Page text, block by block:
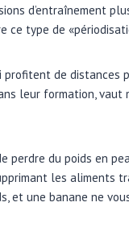
d’entraînement
ce type de
profitent de distances
leur formation, vaut
perdre du poids en
les aliments
et une banane ne